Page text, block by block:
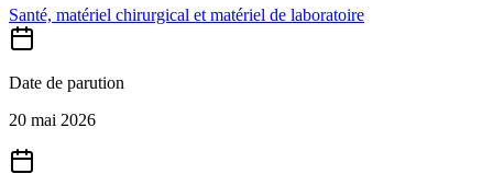
Santé, matériel chirurgical et matériel de laboratoire
Date de parution
20 mai 2026